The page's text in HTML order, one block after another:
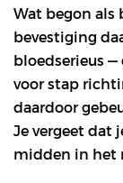
Wat begon als
bevestiging
bloedserieus —
voor stap
daardoor
Je vergeet dat
midden in het